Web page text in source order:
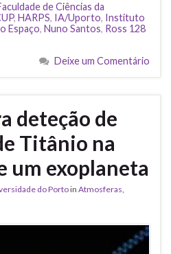
de Ciências da
, HARPS, IA/Uporto, Instituto
Espaço, Nuno Santos, Ross 128
Deixe um Comentário
deteção de
Titânio na
um exoplaneta
do Portoin Atmosferas,